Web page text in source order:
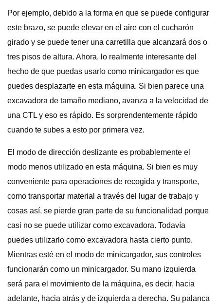
Por ejemplo, debido a la forma en que se puede configurar
este brazo, se puede elevar en el aire con el cucharón
girado y se puede tener una carretilla que alcanzará dos o
tres pisos de altura. Ahora, lo realmente interesante del
hecho de que puedas usarlo como minicargador es que
puedes desplazarte en esta máquina. Si bien parece una
excavadora de tamaño mediano, avanza a la velocidad de
una CTL y eso es rápido. Es sorprendentemente rápido
cuando te subes a esto por primera vez.
El modo de dirección deslizante es probablemente el
modo menos utilizado en esta máquina. Si bien es muy
conveniente para operaciones de recogida y transporte,
como transportar material a través del lugar de trabajo y
cosas así, se pierde gran parte de su funcionalidad porque
casi no se puede utilizar como excavadora. Todavía
puedes utilizarlo como excavadora hasta cierto punto.
Mientras esté en el modo de minicargador, sus controles
funcionarán como un minicargador. Su mano izquierda
será para el movimiento de la máquina, es decir, hacia
adelante, hacia atrás y de izquierda a derecha. Su palanca